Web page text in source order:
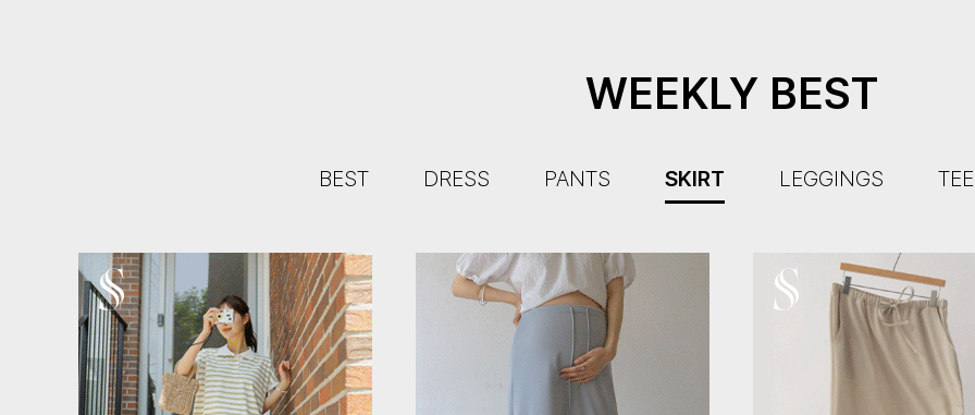
WEEKLY BEST
BEST DRESS PANTS SKIRT LEGGINGS TEE